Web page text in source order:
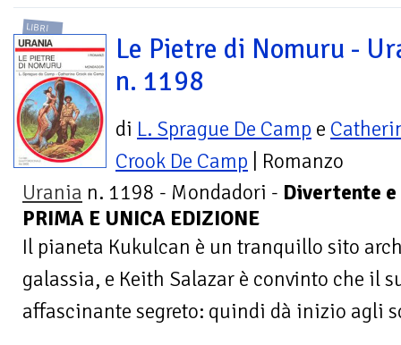
LIBRI
Le Pietre di Nomuru -
n. 1198
di L. Sprague De Camp e
Crook De Camp | Romanzo
Urania n. 1198 - Mondadori - Divertente e
PRIMA E UNICA EDIZIONE
Il pianeta Kukulcan è un tranquillo sito
galassia, e Keith Salazar è convinto che il
affascinante segreto: quindi dà inizio agli